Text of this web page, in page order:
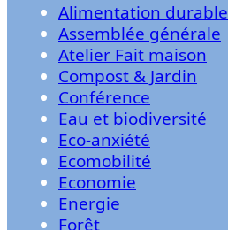
Alimentation durable
Assemblée générale
Atelier Fait maison
Compost & Jardin
Conférence
Eau et biodiversité
Eco-anxiété
Ecomobilité
Economie
Energie
Forêt